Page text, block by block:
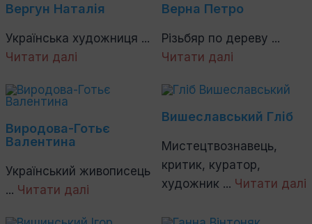
Вергун Наталія
Українська художниця ...
Читати далі
Верна Петро
Різьбяр по дереву ...
Читати далі
Виродова-Готьє
Валентина
Український живописець
... Читати далі
Вишеславський Гліб
Мистецтвознавець,
критик, куратор,
художник ... Читати далі